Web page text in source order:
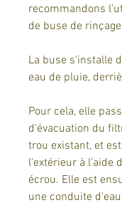
recommandons
de buse de
La buse s'installe
eau de pluie,
Pour cela, elle
d'évacuation du
trou existant, et
l'extérieur à l'aide
écrou. Elle est
une conduite